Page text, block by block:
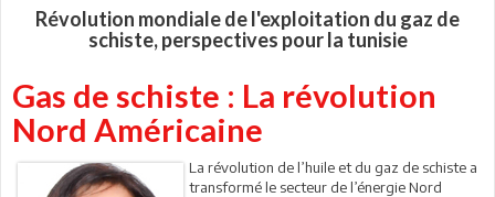
Révolution mondiale de l'exploitation du gaz de
schiste, perspectives pour la tunisie
Gas de schiste : La révolution
Nord Américaine
La révolution de l’huile et du gaz de schiste a
transformé le secteur de l’énergie Nord